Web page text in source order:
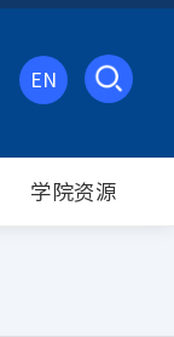
学院资源
EN